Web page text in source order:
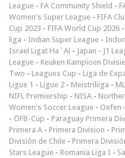
League - FA Community Shield -
Women's Super League - FIFA
Cup 2023 - FIFA World Cup 2026 -
liga - Indian Super League -
Israel Ligat Ha`Al - Japan - J1
League - Keuken Kampioen Divisie
Two - Leagues Cup - Liga de
Ligue 1 - Ligue 2 - Meistriliiga -
NIFL Premiership - NISA -
Women's Soccer League -
- ÖFB-Cup - Paraguay Primera
Primera A - Primera Division -
División de Chile - Primera
Stars League - Romania Liga I -